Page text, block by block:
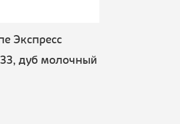
Экспресс
дуб молочный